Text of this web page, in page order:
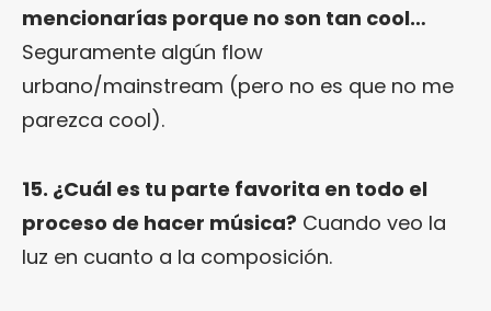
mencionarías porque no son tan cool…
Seguramente algún flow
urbano/mainstream (pero no es que no me
parezca cool).
15. ¿Cuál es tu parte favorita en todo el
proceso de hacer música? Cuando veo la
luz en cuanto a la composición.